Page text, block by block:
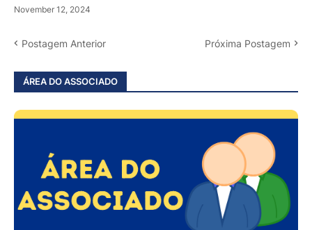
November 12, 2024
Postagem Anterior Próxima Postagem
ÁREA DO ASSOCIADO